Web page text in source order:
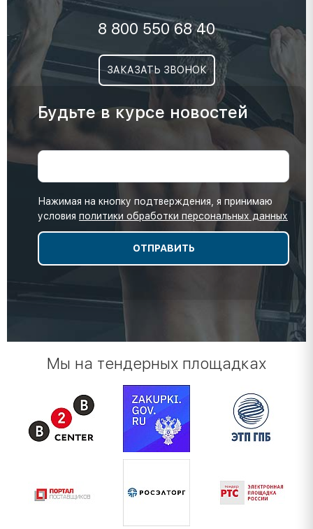
8 800 550 68 40
ЗАКАЗАТЬ ЗВОНОК
Будьте в курсе новостей
Нажимая на кнопку подтверждения, я принимаю
условия политики обработки персональных данных
Мы на тендерных площадках